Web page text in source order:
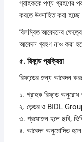
গ্রাহককে পণ্য গ্রহণের পর
করতে উৎসাহিত করা
বিলম্বিত আবেদনের
আবেদন গ্রহণ নাও করা
৫. রিফান্ডপ্রক্রিয়া
রিফান্ডের জন্য আবেদন
১. গ্রাহক রিফান্ড অনুরোধ
২. ভেন্ডর ও BIDL Group
৩. প্রয়োজন হলে ছবি,
৪. আবেদন অনুমোদিত হলে